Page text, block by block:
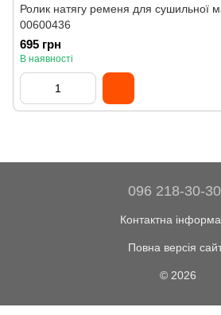
Ролик натягу ременя для сушильної
00600436
695 грн
В наявності
096 218-30-30
Контактна
Повна версія
© 2026